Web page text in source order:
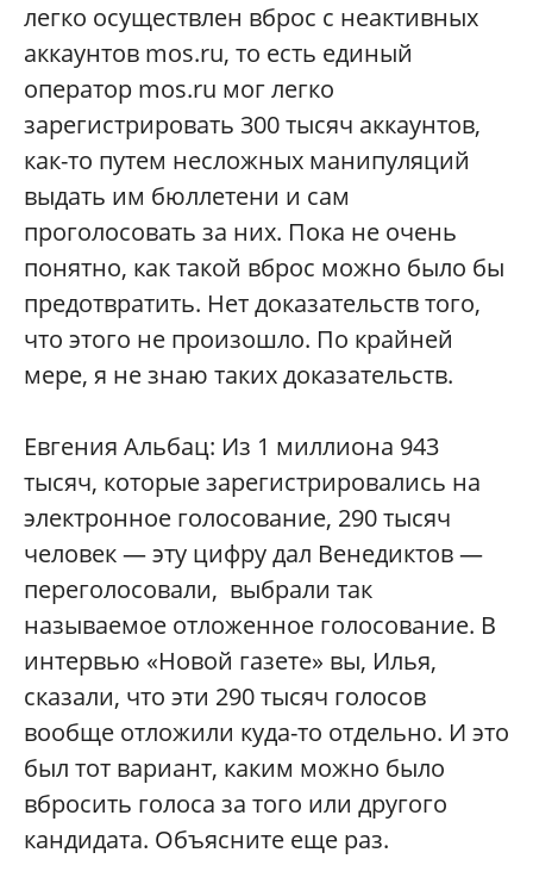
легко осуществлен вброс с неактивных
аккаунтов mos.ru, то есть единый
оператор mos.ru мог легко
зарегистрировать 300 тысяч аккаунтов,
как-то путем несложных манипуляций
выдать им бюллетени и сам
проголосовать за них. Пока не очень
понятно, как такой вброс можно было бы
предотвратить. Нет доказательств того,
что этого не произошло. По крайней
мере, я не знаю таких доказательств.
Евгения Альбац: Из 1 миллиона 943
тысяч, которые зарегистрировались на
электронное голосование, 290 тысяч
человек — эту цифру дал Венедиктов —
переголосовали, выбрали так
называемое отложенное голосование. В
интервью «Новой газете» вы, Илья,
сказали, что эти 290 тысяч голосов
вообще отложили куда-то отдельно. И это
был тот вариант, каким можно было
вбросить голоса за того или другого
кандидата. Объясните еще раз.